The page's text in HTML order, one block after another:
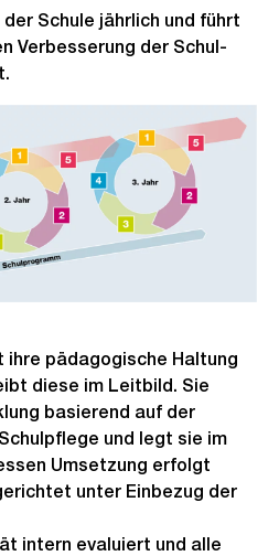
Schule jährlich und führt
Verbesserung der Schul-
pädagogische Haltung
diese im Leitbild. Sie
basierend auf der
und legt sie im
Umsetzung erfolgt
unter Einbezug der
intern evaluiert und alle